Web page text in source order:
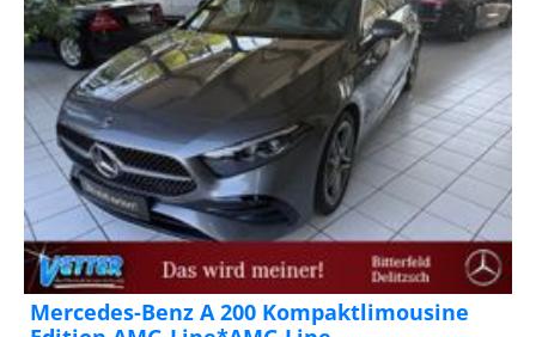
Mercedes-Benz A 200 Kompaktlimousine